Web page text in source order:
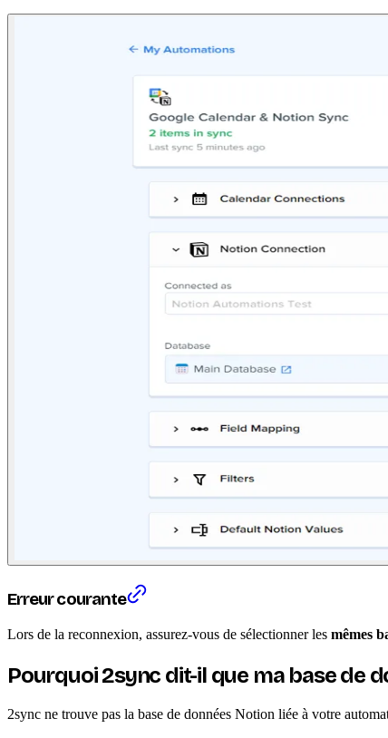
Erreur courante
Lors de la reconnexion, assurez-vous de sélectionner les mêmes
Pourquoi 2sync dit-il que ma base de
2sync ne trouve pas la base de données Notion liée à votre